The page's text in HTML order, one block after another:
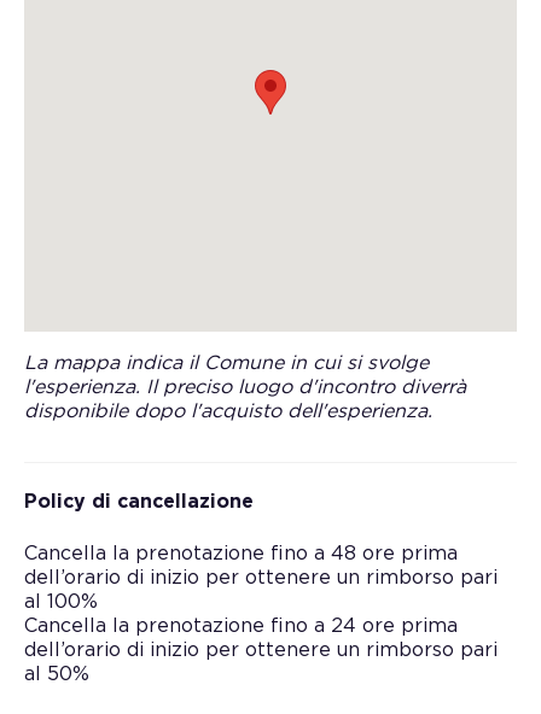
La mappa indica il Comune in cui si svolge
l'esperienza. Il preciso luogo d'incontro diverrà
disponibile dopo l'acquisto dell'esperienza.
Policy di cancellazione
Cancella la prenotazione fino a 48 ore prima
dell’orario di inizio per ottenere un rimborso pari
al 100%
Cancella la prenotazione fino a 24 ore prima
dell’orario di inizio per ottenere un rimborso pari
al 50%